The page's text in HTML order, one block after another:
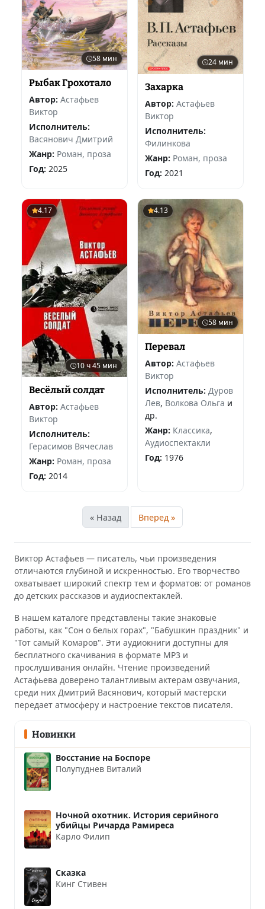
58 мин
Рыбак Грохотало
Автор: Астафьев
Виктор
Исполнитель:
Васянович Дмитрий
Жанр: Роман, проза
Год: 2025
24 мин
Захарка
Автор: Астафьев
Виктор
Исполнитель:
Филинкова
Жанр: Роман, проза
Год: 2021
4.17
10 ч 45 мин
Весёлый солдат
Автор: Астафьев
Виктор
Исполнитель:
Герасимов Вячеслав
Жанр: Роман, проза
Год: 2014
4.13
58 мин
Перевал
Автор: Астафьев
Виктор
Исполнитель: Дуров
Лев, Волкова Ольга и
др.
Жанр: Классика,
Аудиоспектакли
Год: 1976
« Назад Вперед »
Виктор Астафьев — писатель, чьи произведения
отличаются глубиной и искренностью. Его творчество
охватывает широкий спектр тем и форматов: от романов
до детских рассказов и аудиоспектаклей.
В нашем каталоге представлены такие знаковые
работы, как "Сон о белых горах", "Бабушкин праздник" и
"Тот самый Комаров". Эти аудиокниги доступны для
бесплатного скачивания в формате MP3 и
прослушивания онлайн. Чтение произведений
Астафьева доверено талантливым актерам озвучания,
среди них Дмитрий Васянович, который мастерски
передает атмосферу и настроение текстов писателя.
Новинки
Восстание на Боспоре
Полупуднев Виталий
Ночной охотник. История серийного
убийцы Ричарда Рамиреса
Карло Филип
Сказка
Кинг Стивен